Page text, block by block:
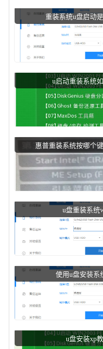
重装系统u盘启动
u启动重装系统
惠普重装系统按哪个
u盘重装系统
使用u盘安装系
u盘安装xp